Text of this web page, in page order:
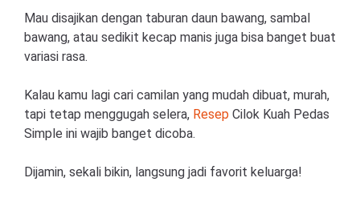
Mau disajikan dengan taburan daun bawang, sambal
bawang, atau sedikit kecap manis juga bisa banget buat
variasi rasa.
Kalau kamu lagi cari camilan yang mudah dibuat, murah,
tapi tetap menggugah selera, Resep Cilok Kuah Pedas
Simple ini wajib banget dicoba.
Dijamin, sekali bikin, langsung jadi favorit keluarga!